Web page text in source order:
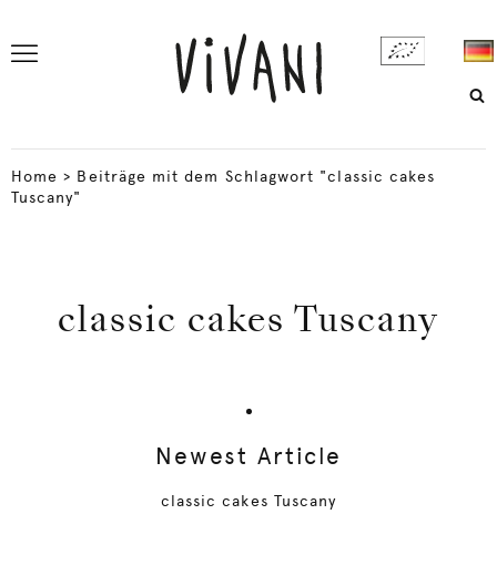
Home > Beiträge mit dem Schlagwort "classic cakes
Tuscany"
classic cakes Tuscany
Newest Article
classic cakes Tuscany